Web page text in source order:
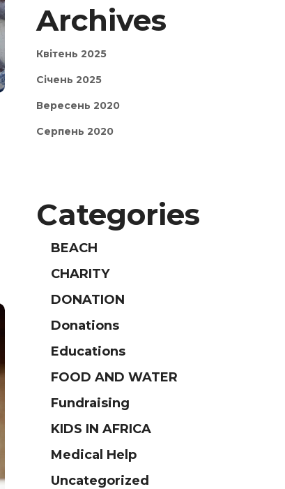
Archives
Квітень 2025
Січень 2025
Вересень 2020
Серпень 2020
Categories
BEACH
CHARITY
DONATION
Donations
Educations
FOOD AND WATER
Fundraising
KIDS IN AFRICA
Medical Help
Uncategorized